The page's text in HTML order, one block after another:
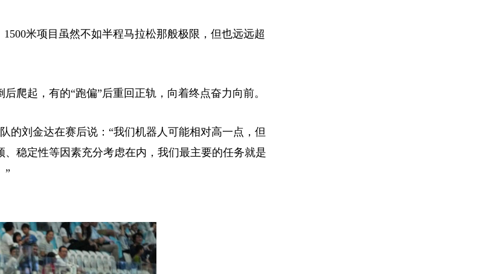
米项目虽然不如半程马拉松那般极限，但也远远超
起，有的“跑偏”后重回正轨，向着终点奋力向前。
刘金达在赛后说：“我们机器人可能相对高一点，但
稳定性等因素充分考虑在内，我们最主要的任务就是
”